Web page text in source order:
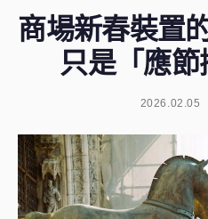
商場新春裝置
只是「應節
2026.02.05